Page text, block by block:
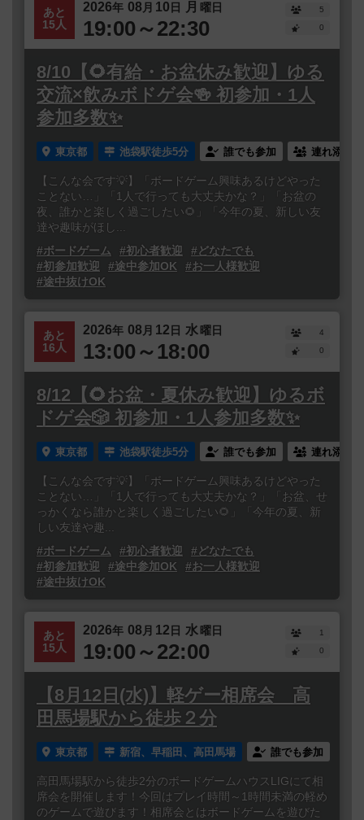
あと
15人
2026年 08 月 10日 月 曜日
19:00～22:30
5
0
8/10【🌻有給・お盆休み歓迎】ゆる
交流×飲みボドゲ会🍻 初参加・1人
参加多数✨
東京都 池袋駅徒歩5分 誰でも参加 連れ添い
【こんな会です💡】「ボードゲーム興味あるけどやった
ことない…」「1人で行っても大丈夫かな？」「お盆の
夜、誰かと楽しく過ごしたい🌻」「今年の夏、新しい友
達や趣味がほし...
#ボードゲーム
#初心者歓迎
#どなたでも
#初参加歓迎
#途中参加OK
#お一人様歓迎
#途中抜けOK
あと
16人
2026年 08 月 12日 水曜日
13:00～18:00
4
0
8/12【🌻お盆・夏休み歓迎】ゆるボ
ドゲ会🎲 初参加・1人参加多数✨
東京都 池袋駅徒歩5分 誰でも参加 連れ添い
【こんな会です💡】「ボードゲーム興味あるけどやった
ことない…」「1人で行っても大丈夫かな？」「お盆、せ
っかくなら誰かと楽しく過ごしたい🌻」「今年の夏、新
しい友達や趣...
#ボードゲーム
#初心者歓迎
#どなたでも
#初参加歓迎
#途中参加OK
#お一人様歓迎
#途中抜けOK
あと
15人
2026年 08 月 12日 水曜日
19:00～22:00
1
0
【8月12日(水)】軽ゲー相席会 高
田馬場駅から徒歩２分
東京都 新宿、早稲田、高田馬場 誰でも参加
高田馬場駅から徒歩2分のボードゲームハウスLIGにて相
席会を開催します！今回はプレイ時間～1時間未満の軽め
のゲームで遊びます！相席会とはボードゲームを遊びた